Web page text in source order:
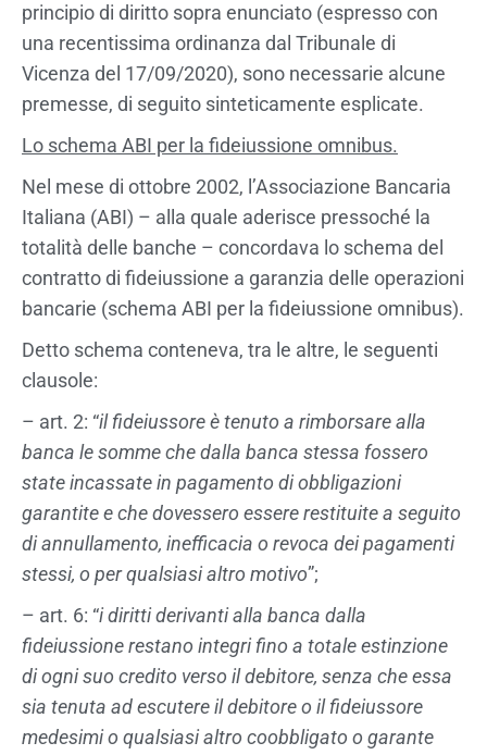
principio di diritto sopra enunciato (espresso con
una recentissima ordinanza dal Tribunale di
Vicenza del 17/09/2020), sono necessarie alcune
premesse, di seguito sinteticamente esplicate.
Lo schema ABI per la fideiussione omnibus.
Nel mese di ottobre 2002, l’Associazione Bancaria
Italiana (ABI) – alla quale aderisce pressoché la
totalità delle banche – concordava lo schema del
contratto di fideiussione a garanzia delle operazioni
bancarie (schema ABI per la fideiussione omnibus).
Detto schema conteneva, tra le altre, le seguenti
clausole:
– art. 2: “il fideiussore è tenuto a rimborsare alla
banca le somme che dalla banca stessa fossero
state incassate in pagamento di obbligazioni
garantite e che dovessero essere restituite a seguito
di annullamento, inefficacia o revoca dei pagamenti
stessi, o per qualsiasi altro motivo”;
– art. 6: “i diritti derivanti alla banca dalla
fideiussione restano integri fino a totale estinzione
di ogni suo credito verso il debitore, senza che essa
sia tenuta ad escutere il debitore o il fideiussore
medesimi o qualsiasi altro coobbligato o garante